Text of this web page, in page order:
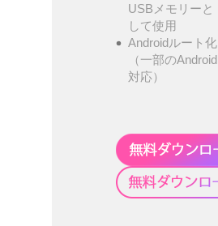
USBメモリーと
して使用
Androidルート化
（一部のAndroid
対応）